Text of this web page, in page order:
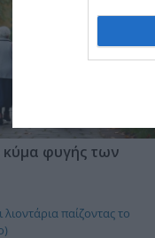
κύμα φυγής των